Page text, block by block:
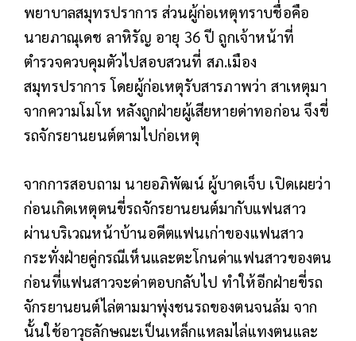
พยาบาลสมุทรปราการ ส่วนผู้ก่อเหตุทราบชื่อคือ
นายภาณุเดช ลาหิรัญ อายุ 36 ปี ถูกเจ้าหน้าที่
ตำรวจควบคุมตัวไปสอบสวนที่ สภ.เมือง
สมุทรปราการ โดยผู้ก่อเหตุรับสารภาพว่า สาเหตุมา
จากความโมโห หลังถูกฝ่ายผู้เสียหายด่าทอก่อน จึงขี่
รถจักรยานยนต์ตามไปก่อเหตุ
จากการสอบถาม นายอภิพัฒน์ ผู้บาดเจ็บ เปิดเผยว่า
ก่อนเกิดเหตุตนขี่รถจักรยานยนต์มากับแฟนสาว
ผ่านบริเวณหน้าบ้านอดีตแฟนเก่าของแฟนสาว
กระทั่งฝ่ายคู่กรณีเห็นและตะโกนด่าแฟนสาวของตน
ก่อนที่แฟนสาวจะด่าตอบกลับไป ทำให้อีกฝ่ายขี่รถ
จักรยานยนต์ไล่ตามมาพุ่งชนรถของตนจนล้ม จาก
นั้นใช้อาวุธลักษณะเป็นเหล็กแหลมไล่แทงตนและ